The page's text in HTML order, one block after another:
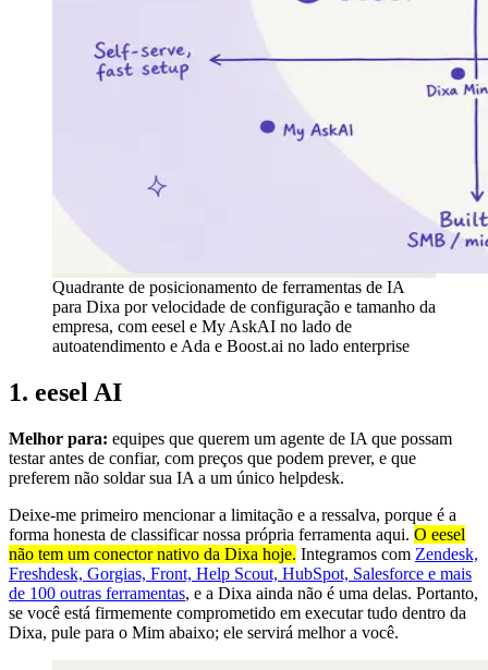
Quadrante de posicionamento de ferramentas de IA
para Dixa por velocidade de configuração e tamanho da
empresa, com eesel e My AskAI no lado de
autoatendimento e Ada e Boost.ai no lado enterprise
1. eesel AI
Melhor para: equipes que querem um agente de IA que possam
testar antes de confiar, com preços que podem prever, e que
preferem não soldar sua IA a um único helpdesk.
Deixe-me primeiro mencionar a limitação e a ressalva, porque é a
forma honesta de classificar nossa própria ferramenta aqui. O eesel
não tem um conector nativo da Dixa hoje. Integramos com Zendesk,
Freshdesk, Gorgias, Front, Help Scout, HubSpot, Salesforce e mais
de 100 outras ferramentas, e a Dixa ainda não é uma delas. Portanto,
se você está firmemente comprometido em executar tudo dentro da
Dixa, pule para o Mim abaixo; ele servirá melhor a você.